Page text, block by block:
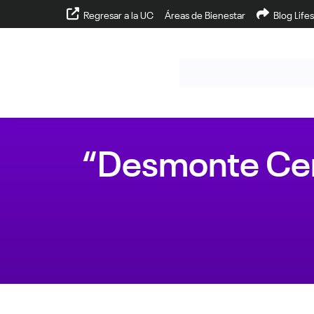
Regresar a la UC Áreas de Bienestar Blog
“Desmonte